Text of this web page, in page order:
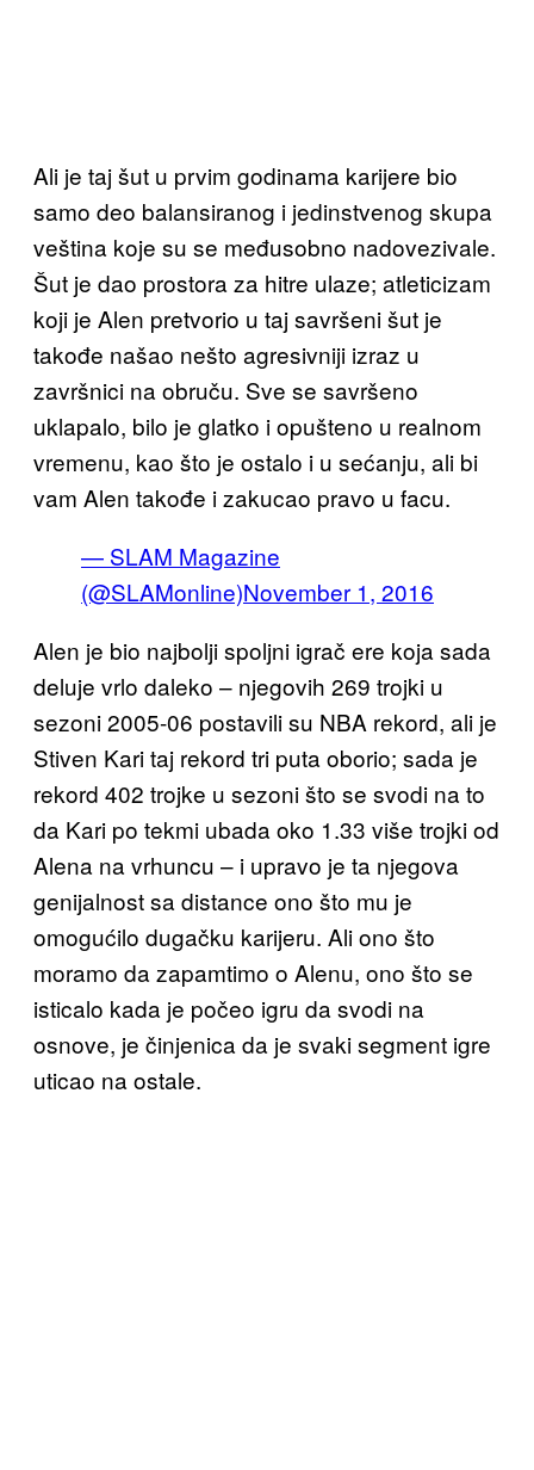
Ali je taj šut u prvim godinama karijere bio
samo deo balansiranog i jedinstvenog skupa
veština koje su se međusobno nadovezivale.
Šut je dao prostora za hitre ulaze; atleticizam
koji je Alen pretvorio u taj savršeni šut je
takođe našao nešto agresivniji izraz u
završnici na obruču. Sve se savršeno
uklapalo, bilo je glatko i opušteno u realnom
vremenu, kao što je ostalo i u sećanju, ali bi
vam Alen takođe i zakucao pravo u facu.
— SLAM Magazine
(@SLAMonline)November 1, 2016
Alen je bio najbolji spoljni igrač ere koja sada
deluje vrlo daleko – njegovih 269 trojki u
sezoni 2005-06 postavili su NBA rekord, ali je
Stiven Kari taj rekord tri puta oborio; sada je
rekord 402 trojke u sezoni što se svodi na to
da Kari po tekmi ubada oko 1.33 više trojki od
Alena na vrhuncu – i upravo je ta njegova
genijalnost sa distance ono što mu je
omogućilo dugačku karijeru. Ali ono što
moramo da zapamtimo o Alenu, ono što se
isticalo kada je počeo igru da svodi na
osnove, je činjenica da je svaki segment igre
uticao na ostale.